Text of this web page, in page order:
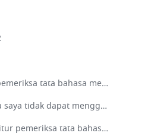
Apakah pemeriksa tata bahasa mendukung bahasa seperti Jepang dan Jerman?​
Mengapa saya tidak dapat menggunakan fitur pemeriksa tata bahasa di Messenger?​
Apakah fitur pemeriksa tata bahasa di Docs berlaku untuk dokumen yang sudah ada?​